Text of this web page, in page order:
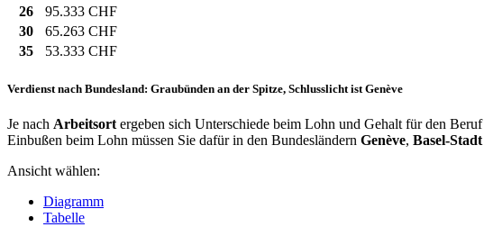
26
95.333 CHF
30
65.263 CHF
35
53.333 CHF
Verdienst nach Bundesland: Graubünden an der Spitze, Schlusslicht ist Genève
Je nach Arbeitsort ergeben sich Unterschiede beim Lohn und Gehalt für den
Einbußen beim Lohn müssen Sie dafür in den Bundesländern Genève, Basel-Stadt
Ansicht wählen:
Diagramm
Tabelle